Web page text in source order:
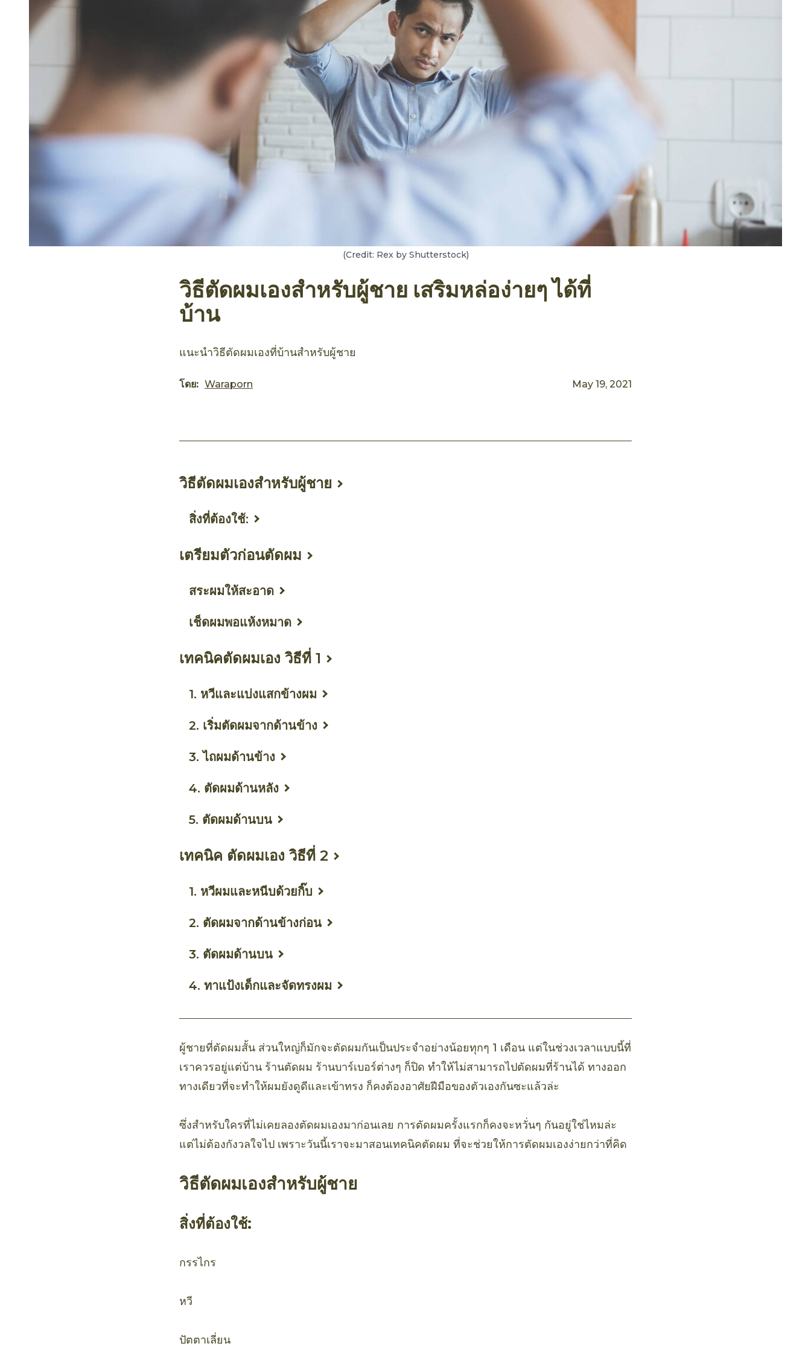
(Credit: Rex by Shutterstock)
วิธีตัดผมเองสำหรับผู้ชาย เสริมหล่อง่ายๆ ได้ที่
บ้าน
แนะนำวิธีตัดผมเองที่บ้านสำหรับผู้ชาย
โดย: Waraporn May 19, 2021
วิธีตัดผมเองสำหรับผู้ชาย
สิ่งที่ต้องใช้:
เตรียมตัวก่อนตัดผม
สระผมให้สะอาด
เช็ดผมพอแห้งหมาด
เทคนิคตัดผมเอง วิธีที่ 1
1. หวีและแบ่งแสกข้างผม
2. เริ่มตัดผมจากด้านข้าง
3. ไถผมด้านข้าง
4. ตัดผมด้านหลัง
5. ตัดผมด้านบน
เทคนิค ตัดผมเอง วิธีที่ 2
1. หวีผมและหนีบด้วยกิ๊บ
2. ตัดผมจากด้านข้างก่อน
3. ตัดผมด้านบน
4. ทาแป้งเด็กและจัดทรงผม
ผู้ชายที่ตัดผมสั้น ส่วนใหญ่ก็มักจะตัดผมกันเป็นประจำอย่างน้อยทุกๆ 1 เดือน แต่ในช่วงเวลาแบบนี้ที่
เราควรอยู่แต่บ้าน ร้านตัดผม ร้านบาร์เบอร์ต่างๆ ก็ปิด ทำให้ไม่สามารถไปตัดผมที่ร้านได้ ทางออก
ทางเดียวที่จะทำให้ผมยังดูดีและเข้าทรง ก็คงต้องอาศัยฝีมือของตัวเองกันซะแล้วล่ะ
ซึ่งสำหรับใครที่ไม่เคยลองตัดผมเองมาก่อนเลย การตัดผมครั้งแรกก็คงจะหวั่นๆ กันอยู่ใช่ไหมล่ะ
แต่ไม่ต้องกังวลใจไป เพราะวันนี้เราจะมาสอนเทคนิคตัดผม ที่จะช่วยให้การตัดผมเองง่ายกว่าที่คิด
วิธีตัดผมเองสำหรับผู้ชาย
สิ่งที่ต้องใช้:
กรรไกร
หวี
ปัตตาเลี่ยน